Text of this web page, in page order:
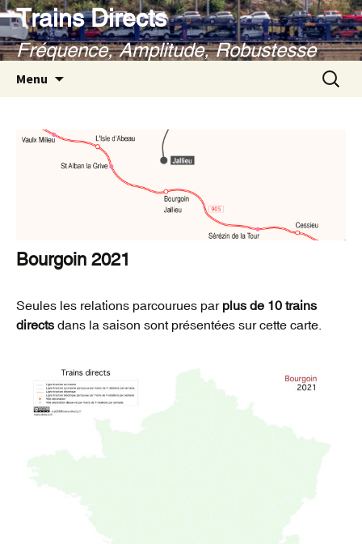
Aller
au
contenu
Trains Directs
Fréquence, Amplitude, Robustesse
Menu
Bourgoin 2021
Seules les relations parcourues par plus de 10 trains
directs dans la saison sont présentées sur cette carte.